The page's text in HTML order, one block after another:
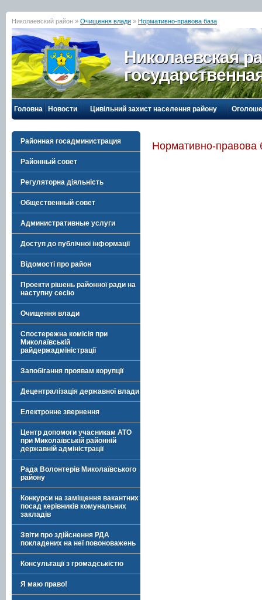
Николаевский район » Очищення влади » Нормативно-правова база
Николаевская
Головна Новости Цивільний захист населення району
Районная госадминистрация
Районный совет
Регуляторна діяльність
Общественный совет
Административные услуги
Доступ до публічної інформації
Відомості про район
Проекти рішень районної ради на
наступну сесію
Очищення влади
Спостережна комісія при
Миколаївській
райдержадміністрації
Запобігання проявам корупції
Децентралізація державної влади
Електронне звернення
Центр допомоги учасникам АТО
при Миколаївській районній
державній адміністрації
Рада Волонтерів Миколаївського
району
Конкурси на заміщення вакантних
посад керівників комунальних
закладів
Звіти про здійснення РДА
покладених на неї повоноважень
Консультації з громадськістю
Я маю право!
Нормативно-правова